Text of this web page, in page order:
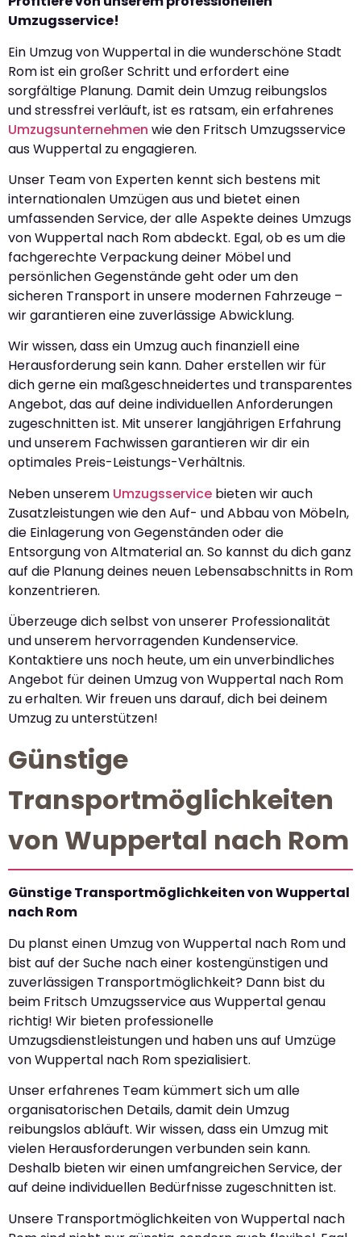
Umzugsservice!
Ein Umzug von Wuppertal in die wunderschöne Stadt
Rom ist ein großer Schritt und erfordert eine
sorgfältige Planung. Damit dein Umzug reibungslos
und stressfrei verläuft, ist es ratsam, ein erfahrenes
Umzugsunternehmen wie den Fritsch Umzugsservice
aus Wuppertal zu engagieren.
Unser Team von Experten kennt sich bestens mit
internationalen Umzügen aus und bietet einen
umfassenden Service, der alle Aspekte deines Umzugs
von Wuppertal nach Rom abdeckt. Egal, ob es um die
fachgerechte Verpackung deiner Möbel und
persönlichen Gegenstände geht oder um den
sicheren Transport in unsere modernen Fahrzeuge –
wir garantieren eine zuverlässige Abwicklung.
Wir wissen, dass ein Umzug auch finanziell eine
Herausforderung sein kann. Daher erstellen wir für
dich gerne ein maßgeschneidertes und transparentes
Angebot, das auf deine individuellen Anforderungen
zugeschnitten ist. Mit unserer langjährigen Erfahrung
und unserem Fachwissen garantieren wir dir ein
optimales Preis-Leistungs-Verhältnis.
Neben unserem Umzugsservice bieten wir auch
Zusatzleistungen wie den Auf- und Abbau von Möbeln,
die Einlagerung von Gegenständen oder die
Entsorgung von Altmaterial an. So kannst du dich ganz
auf die Planung deines neuen Lebensabschnitts in Rom
konzentrieren.
Überzeuge dich selbst von unserer Professionalität
und unserem hervorragenden Kundenservice.
Kontaktiere uns noch heute, um ein unverbindliches
Angebot für deinen Umzug von Wuppertal nach Rom
zu erhalten. Wir freuen uns darauf, dich bei deinem
Umzug zu unterstützen!
Günstige
Transportmöglichkeiten
von Wuppertal nach Rom
Günstige Transportmöglichkeiten von Wuppertal
nach Rom
Du planst einen Umzug von Wuppertal nach Rom und
bist auf der Suche nach einer kostengünstigen und
zuverlässigen Transportmöglichkeit? Dann bist du
beim Fritsch Umzugsservice aus Wuppertal genau
richtig! Wir bieten professionelle
Umzugsdienstleistungen und haben uns auf Umzüge
von Wuppertal nach Rom spezialisiert.
Unser erfahrenes Team kümmert sich um alle
organisatorischen Details, damit dein Umzug
reibungslos abläuft. Wir wissen, dass ein Umzug mit
vielen Herausforderungen verbunden sein kann.
Deshalb bieten wir einen umfangreichen Service, der
auf deine individuellen Bedürfnisse zugeschnitten ist.
Unsere Transportmöglichkeiten von Wuppertal nach